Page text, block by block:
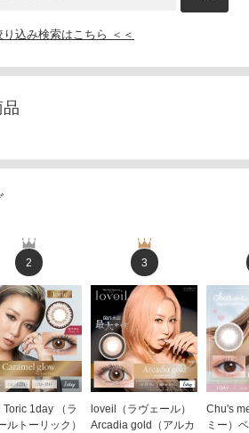
り込み検索はこちら ＜＜
2
Toric 1day （ラ
ルトーリック）
3
loveil（ラヴェール）
Arcadia gold（アルカ
Chu's
ミー）